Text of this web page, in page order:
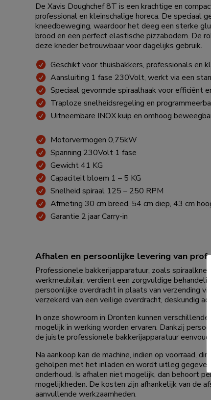
De Xavis Doughchef 8T is een krachtige en
professional en kleinschalige horeca. De speciaal
kneedbeweging, waardoor het deeg een sterke
brood en een perfect elastische pizzabodem. De
deze kneder betrouwbaar voor dagelijks gebruik.
Geschikt voor thuisbakkers, professionals en
Aansluiting 1 fase 230Volt, werkt via een
Speciaal gevormde spiraalhaak voor efficiënt
Traploze snelheidsregeling en
Uitneembare INOX kuip en omhoog
Motorvermogen 0,75kW
Spanning 230Volt 1 fase
Gewicht 41 KG
Capaciteit bloem 1 – 5 KG
Snelheid spiraal 125 – 250 RPM
Afmeting 30 cm breed, 54 cm diep, 43 cm
Garantie 2 jaar Carry-in
Afhalen en persoonlijke levering van
Professionele bakkerijapparatuur, zoals
werkmeubilair, verdient een zorgvuldige
persoonlijke overdracht in plaats van verzending
verzekerd van een veilige overdracht, deskundig
In onze showroom in Dronten kunnen
mogelijk in werking worden ervaren. Dankzij
de juiste professionele bakkerijapparatuur
Na aankoop kan de machine, indien op voorraad,
geholpen met het inladen en wordt uitleg gegeven
onderhoud. Is afhalen niet mogelijk, dan behoort
mogelijkheden. De kosten zijn afhankelijk van de
aanvullende werkzaamheden.